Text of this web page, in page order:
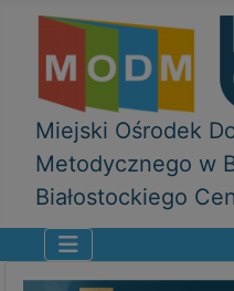
Miejski Ośrodek
Metodycznego w
Białostockiego